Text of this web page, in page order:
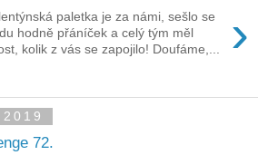
›
paletka je za námi, sešlo se
hodně přáníček a celý tým měl
kolik z vás se zapojilo! Doufáme,...
72.